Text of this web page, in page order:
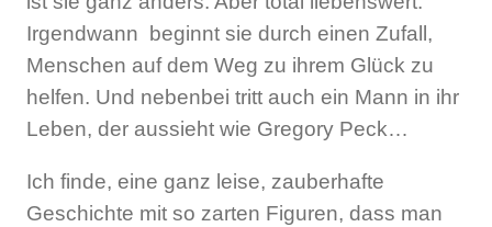
Irgendwann beginnt sie durch einen Zufall,
Menschen auf dem Weg zu ihrem Glück zu
helfen. Und nebenbei tritt auch ein Mann in ihr
Leben, der aussieht wie Gregory Peck…
Ich finde, eine ganz leise, zauberhafte
Geschichte mit so zarten Figuren, dass man